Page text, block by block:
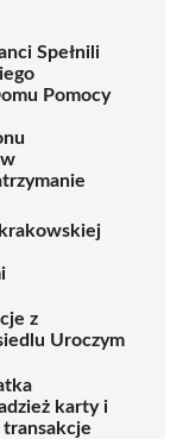
Spełnili
Pomocy
z
Uroczym
karty i